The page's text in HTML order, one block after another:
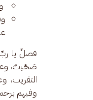
فصلِّ يا ربِّ
صَحْيبٌ،
التقريب،
وفيهم